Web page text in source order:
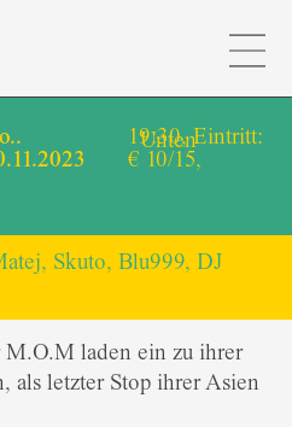
19:30, Eintritt:
€ 10/15,
Unten
Skuto, Blu999, DJ
laden ein zu ihrer
als letzter Stop ihrer Asien